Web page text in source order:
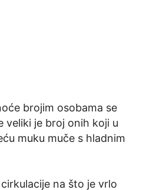
brojim osobama se
veliki je broj onih koji u
muku muče s hladnim
na što je vrlo